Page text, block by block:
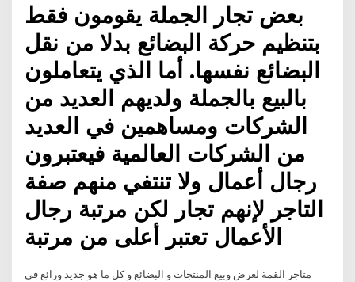
بعض تجار الجملة يقومون فقط
بتنظيم حركة البضائع بدلا من نقل
البضائع نفسها. أما الذي يتعاملون
بالبيع بالجملة ولديهم العديد من
الشركات ومساهمين في العديد
من الشركات العالمية فيعتبرون
رجال أعمال ولا تنتفي منهم صفة
التاجر لإنهم تجار لكن مرتبة رجال
الأعمال تعتبر أعلى من مرتبة
متاجر القمة لعرض وبيع المنتجات و البضائع و كل ما هو جديد ورائع في